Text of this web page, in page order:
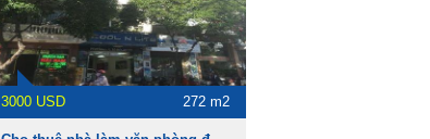
3000 USD 272 m2